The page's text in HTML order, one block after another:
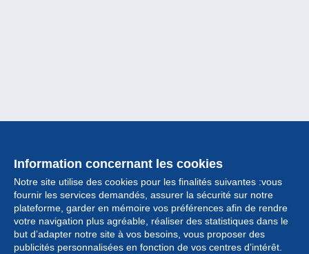
Information concernant les cookies
Notre site utilise des cookies pour les finalités suivantes :vous
fournir les services demandés, assurer la sécurité sur notre
plateforme, garder en mémoire vos préférences afin de rendre
votre navigation plus agréable, réaliser des statistiques dans le
but d’adapter notre site à vos besoins, vous proposer des
publicités personnalisées en fonction de vos centres d’intérêt.
Collection